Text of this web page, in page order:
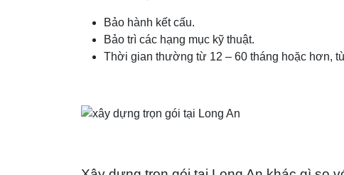
Bảo hành kết cấu.
Bảo trì các hạng mục kỹ thuật.
Thời gian thường từ 12 – 60 tháng hoặc hơn,